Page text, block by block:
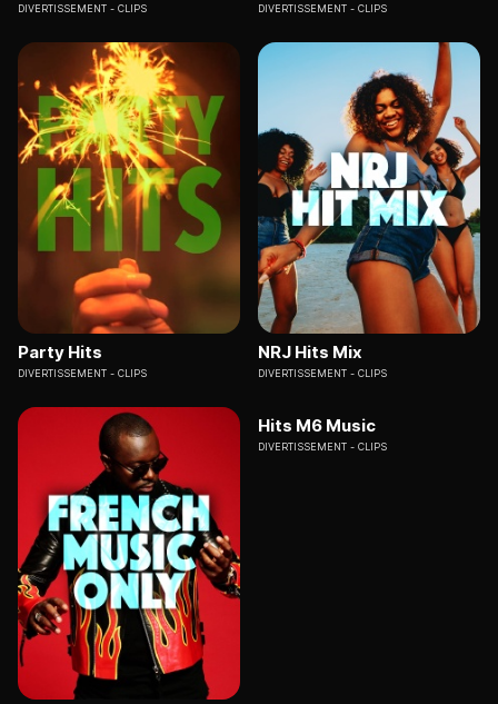
DIVERTISSEMENT CLIPS DIVERTISSEMENT CLIPS
Party Hits
DIVERTISSEMENT CLIPS
NRJ Hits Mix
DIVERTISSEMENT CLIPS
Hits M6 Music
DIVERTISSEMENT CLIPS